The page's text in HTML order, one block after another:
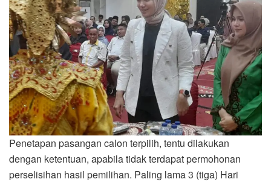
Penetapan pasangan calon terpilih, tentu dilakukan
dengan ketentuan, apabila tidak terdapat permohonan
perselisihan hasil pemilihan. Paling lama 3 (tiga) Hari